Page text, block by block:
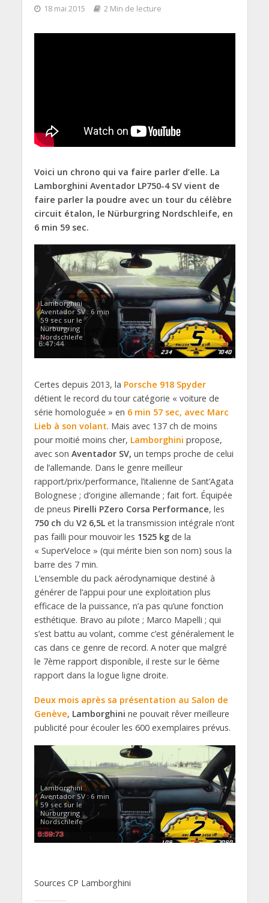
18 mai 2015 2 Min de lecture
Voici un chrono qui va faire parler d’elle. La
Lamborghini Aventador LP750-4 SV vient de
faire parler la poudre avec un tour du célèbre
circuit étalon, le Nürburgring Nordschleife, en
6 min 59 sec.
Lamborghini
Aventador SV : 6 min
59 sec sur le
Nürburgring
Nordschleife
Certes depuis 2013, la Porsche 918 Spyder
détient le record du tour catégorie « voiture de
série homologuée » en 6 min 57 sec, avec Marc
Lieb à son volant. Mais avec 137 ch de moins
pour moitié moins cher, Lamborghini propose,
avec son Aventador SV, un temps proche de celui
de l’allemande. Dans le genre meilleur
rapport/prix/performance, l’italienne de Sant’Agata
Bolognese ; d’origine allemande ; fait fort. Équipée
de pneus Pirelli PZero Corsa Performance, les
750 ch du V2 6,5Let la transmission intégrale n’ont
pas failli pour mouvoir les 1525 kgde la
« SuperVeloce » (qui mérite bien son nom) sous la
barre des 7 min.
L’ensemble du pack aérodynamique destiné à
générer de l’appui pour une exploitation plus
efficace de la puissance, n’a pas qu’une fonction
esthétique. Bravo au pilote ; Marco Mapelli ; qui
s’est battu au volant, comme c’est généralement le
cas dans ce genre de record. A noter que malgré
le 7ème rapport disponible, il reste sur le 6ème
rapport dans la logue ligne droite.
Deux mois après sa présentation au Salon de
Genève, Lamborghini ne pouvait rêver meilleure
publicité pour écouler les 600 exemplaires prévus.
Lamborghini
Aventador SV : 6 min
59 sec sur le
Nürburgring
Nordschleife
Sources CP Lamborghini